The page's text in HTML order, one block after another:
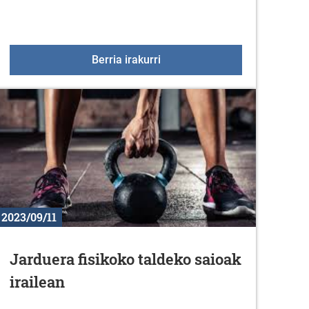
Berria irakurriEkintzak 2023-2024
2023/09/11
Jarduera fisikoko taldeko saioak
irailean